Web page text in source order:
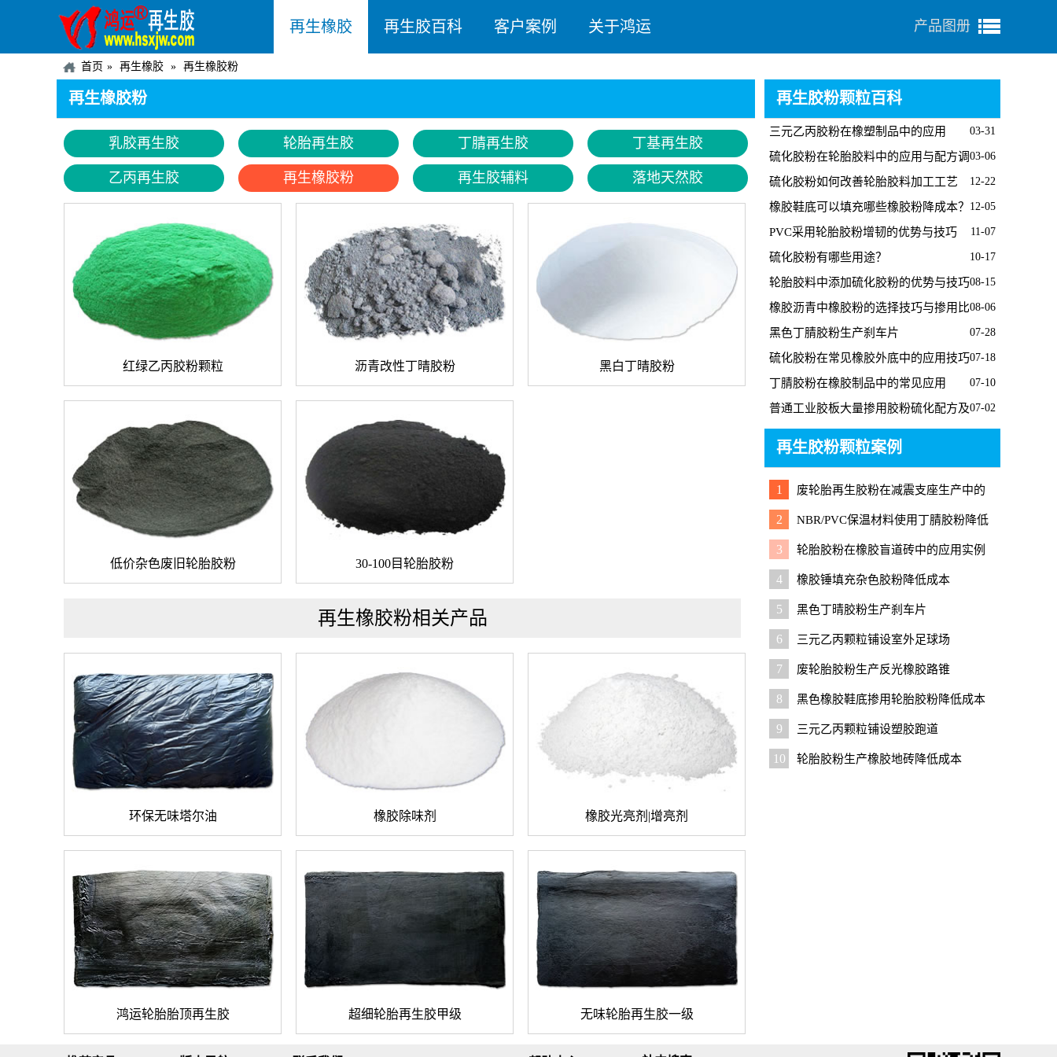
再生橡胶 再生胶百科 客户案例 关于鸿运 产品图册
首页 再生橡胶 再生橡胶粉
再生橡胶粉
乳胶再生胶 轮胎再生胶 丁腈再生胶 丁基再生胶
乙丙再生胶 再生橡胶粉 再生胶辅料 落地天然胶
红绿乙丙胶粉颗粒 沥青改性丁晴胶粉 黑白丁晴胶粉
低价杂色废旧轮胎胶粉 30-100目轮胎胶粉
再生橡胶粉相关产品
环保无味塔尔油 橡胶除味剂 橡胶光亮剂|增亮剂
鸿运轮胎胎顶再生胶 超细轮胎再生胶甲级 无味轮胎再生胶一级
再生胶粉颗粒百科
03-31
三元乙丙胶粉在橡塑制品中的应用
03-06
硫化胶粉在轮胎胶料中的应用与配方调
整要点
12-22
硫化胶粉如何改善轮胎胶料加工工艺
12-05
橡胶鞋底可以填充哪些橡胶粉降成本？
11-07
PVC采用轮胎胶粉增韧的优势与技巧
10-17
硫化胶粉有哪些用途？
08-15
轮胎胶料中添加硫化胶粉的优势与技巧
08-06
橡胶沥青中橡胶粉的选择技巧与掺用比
例
07-28
黑色丁腈胶粉生产刹车片
07-18
硫化胶粉在常见橡胶外底中的应用技巧
及硫化配方
07-10
丁腈胶粉在橡胶制品中的常见应用
07-02
普通工业胶板大量掺用胶粉硫化配方及
设计要点
再生胶粉颗粒案例
1
废轮胎再生胶粉在减震支座生产中的
应用
2
NBR/PVC保温材料使用丁腈胶粉降低
成本
3 轮胎胶粉在橡胶盲道砖中的应用实例
4 橡胶锤填充杂色胶粉降低成本
5 黑色丁晴胶粉生产刹车片
6 三元乙丙颗粒铺设室外足球场
7 废轮胎胶粉生产反光橡胶路锥
8 黑色橡胶鞋底掺用轮胎胶粉降低成本
9 三元乙丙颗粒铺设塑胶跑道
10 轮胎胶粉生产橡胶地砖降低成本